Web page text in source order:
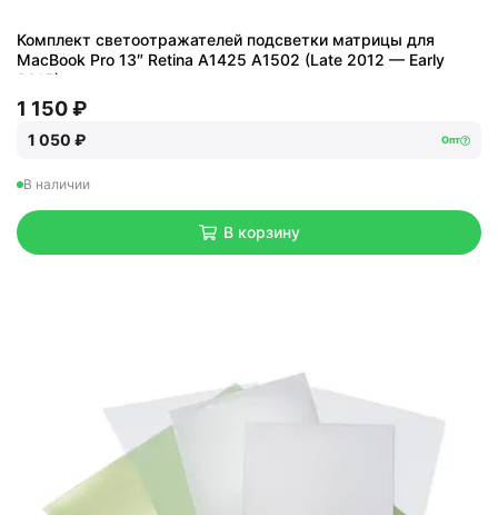
Комплект светоотражателей подсветки матрицы для
MacBook Pro 13″ Retina A1425 A1502 (Late 2012 — Early
2015)
1 150 ₽
1 050 ₽ Опт
В наличии
В корзину